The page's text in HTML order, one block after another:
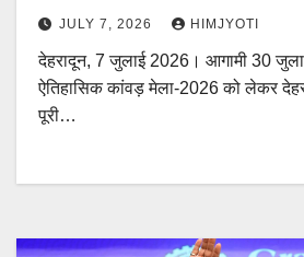
JULY 7, 2026 HIMJYOTI
देहरादून, 7 जुलाई 2026। आगामी 30
ऐतिहासिक कांवड़ मेला-2026 को लेकर
पूरी…